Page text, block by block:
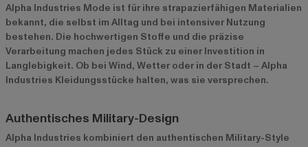
Alpha Industries Mode ist für ihre strapazierfähigen Materialien
bekannt, die selbst im Alltag und bei intensiver Nutzung
bestehen. Die hochwertigen Stoffe und die präzise
Verarbeitung machen jedes Stück zu einer Investition in
Langlebigkeit. Ob bei Wind, Wetter oder in der Stadt – Alpha
Industries Kleidungsstücke halten, was sie versprechen.
Authentisches Military-Design
Alpha Industries kombiniert den authentischen Military-Style